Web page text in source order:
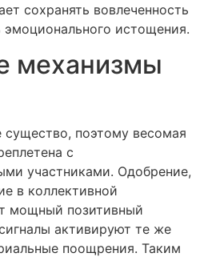
сохранять вовлеченность
истощения.
механизмы
поэтому весомая
с
участниками. Одобрение,
в коллективной
мощный позитивный
активируют те же
поощрения. Таким